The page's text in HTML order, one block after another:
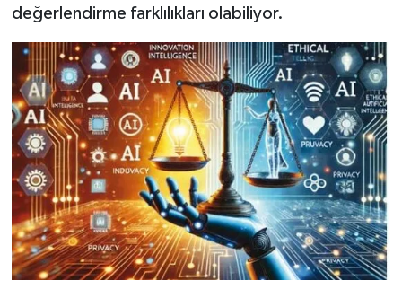
değerlendirme farklılıkları olabiliyor.